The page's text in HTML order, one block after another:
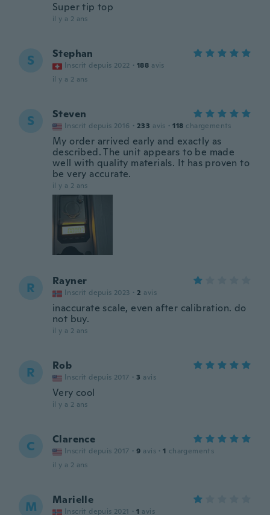
Super tip top
il y a 2 ans
S Stephan
Inscrit depuis 2022 · 188 avis
il y a 2 ans
S Steven
Inscrit depuis 2016 · 233 avis · 118 chargements
My order arrived early and exactly as
described. The unit appears to be made
well with quality materials. It has proven to
be very accurate.
il y a 2 ans
R Rayner
Inscrit depuis 2023 · 2 avis
inaccurate scale, even after calibration. do
not buy.
il y a 2 ans
R Rob
Inscrit depuis 2017 · 3 avis
Very cool
il y a 2 ans
C Clarence
Inscrit depuis 2017 · 9 avis · 1 chargements
il y a 2 ans
M Marielle
Inscrit depuis 2021 · 1 avis